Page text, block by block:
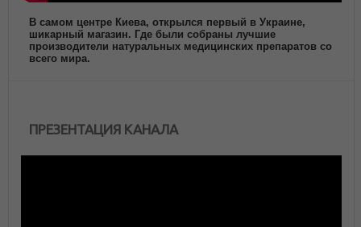
В самом центре Киева, открылся первый в Украине,
шикарный магазин. Где были собраны лучшие
производители натуральных медицинских препаратов со
всего мира.
ПРЕЗЕНТАЦИЯ КАНАЛА